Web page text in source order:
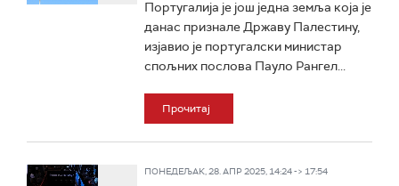
Португалија је још једна земља која је
данас признале Државу Палестину,
изјавио је португалски министар
спољних послова Пауло Рангел...
Прочитај
ПОНЕДЕЉАК, 28. АПР 2025, 14:24 -> 17:54